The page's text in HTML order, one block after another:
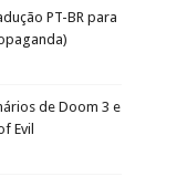
PT-BR para
de Doom 3 e
Evil